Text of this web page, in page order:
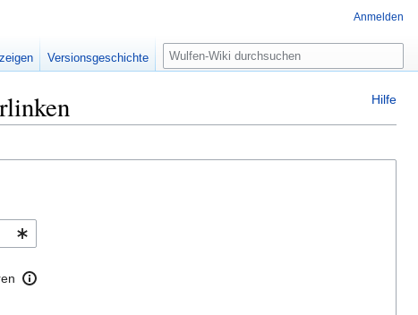
Hilfe
Anmelden
Versionsgeschichte
Suche